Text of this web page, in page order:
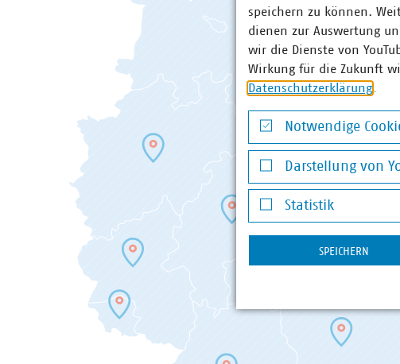
Baden-Württemberg
Berlin/Brandenburg
Hessen
Niedersachsen/Bremen
Nord
Nordrhein-Westfalen
Rheinland-Pfalz
Saarland
Sachsen
Sachsen-Anhalt
Thüringen
Landesgruppen in der Abfallwirtschaft
speichern zu können.
dienen zur Auswertung
wir die Dienste von
Wirkung für die Zukunft
Datenschutzerklärung.
Notwendige
Notwendige Cookies
Darstellung von
Darstellung von
Statistik
Statistik
SPEICHERN